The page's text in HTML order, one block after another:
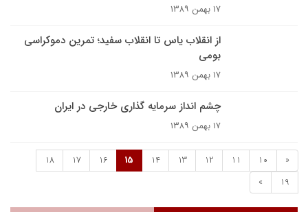
۱۷ بهمن ۱۳۸۹
از انقلاب یاس تا انقلاب سفید؛ تمرین دموکراسی
بومی‌
۱۷ بهمن ۱۳۸۹
چشم انداز سرمایه گذاری خارجی در ایران
۱۷ بهمن ۱۳۸۹
«
10
11
12
13
14
15
16
17
18
19
»